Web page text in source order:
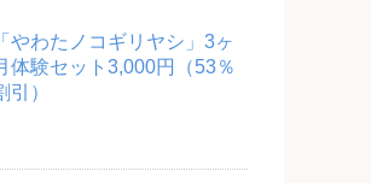
「やわたノコギリヤシ」3ヶ
体験セット3,000円（53％
引）